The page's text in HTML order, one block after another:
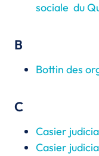
sociale du
B
Bottin des
C
Casier
Casier